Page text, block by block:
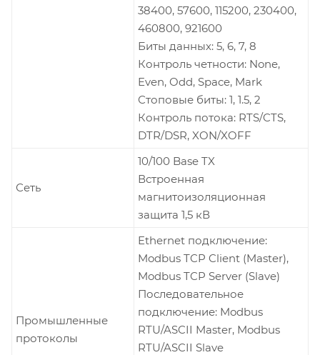
38400, 57600, 115200, 230400,
460800, 921600
Биты данных: 5, 6, 7, 8
Контроль четности: None,
Even, Odd, Space, Mark
Стоповые биты: 1, 1.5, 2
Контроль потока: RTS/CTS,
DTR/DSR, XON/XOFF
Сеть
10/100 Base TX
Встроенная
магнитоизоляционная
защита 1,5 кВ
Промышленные
протоколы
Ethernet подключение:
Modbus TCP Client (Master),
Modbus TCP Server (Slave)
Последовательное
подключение: Modbus
RTU/ASCII Master, Modbus
RTU/ASCII Slave